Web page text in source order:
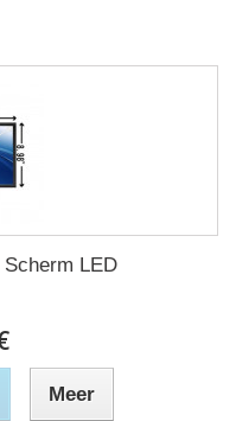
LED
Meer